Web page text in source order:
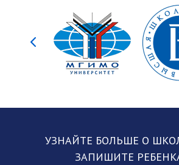
УЗНАЙТЕ БОЛЬШЕ О
ЗАПИШИТЕ